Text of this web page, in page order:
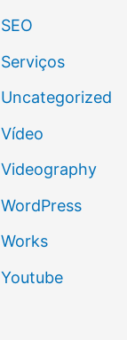
SEO
Serviços
Uncategorized
Vídeo
Videography
WordPress
Works
Youtube